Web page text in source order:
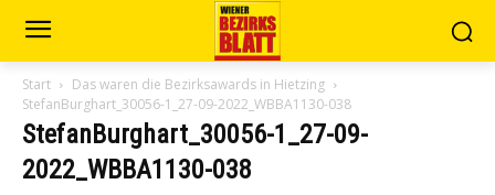
Start
Das waren die Bezirksawards in Hietzing
StefanBurghart_30056-1_27-09-2022_WBBA1130-038
StefanBurghart_30056-1_27-09-
2022_WBBA1130-038